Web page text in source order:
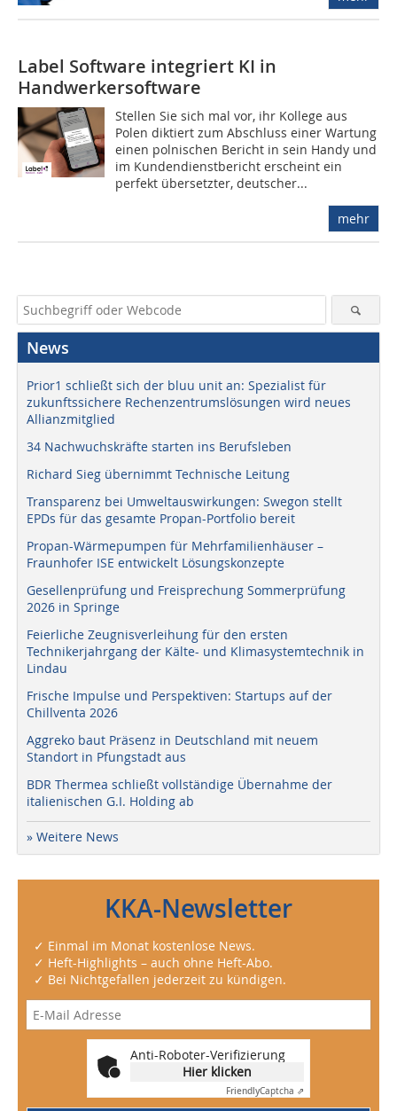
Label Software integriert KI in
Handwerkersoftware
Stellen Sie sich mal vor, ihr Kollege aus
Polen diktiert zum Abschluss einer Wartung
einen polnischen Bericht in sein Handy und
im Kundendienstbericht erscheint ein
perfekt übersetzter, deutscher...
mehr
News
Prior1 schließt sich der bluu unit an: Spezialist für
zukunftssichere Rechenzentrumslösungen wird neues
Allianzmitglied
34 Nachwuchskräfte starten ins Berufsleben
Richard Sieg übernimmt Technische Leitung
Transparenz bei Umweltauswirkungen: Swegon stellt
EPDs für das gesamte Propan-Portfolio bereit
Propan-Wärmepumpen für Mehrfamilienhäuser –
Fraunhofer ISE entwickelt Lösungskonzepte
Gesellenprüfung und Freisprechung Sommerprüfung
2026 in Springe
Feierliche Zeugnisverleihung für den ersten
Technikerjahrgang der Kälte- und Klimasystemtechnik in
Lindau
Frische Impulse und Perspektiven: Startups auf der
Chillventa 2026
Aggreko baut Präsenz in Deutschland mit neuem
Standort in Pfungstadt aus
BDR Thermea schließt vollständige Übernahme der
italienischen G.I. Holding ab
» Weitere News
KKA-Newsletter
✓ Einmal im Monat kostenlose News.
✓ Heft-Highlights – auch ohne Heft-Abo.
✓ Bei Nichtgefallen jederzeit zu kündigen.
Anti-Roboter-Verifizierung
Hier klicken
FriendlyCaptcha ⇗